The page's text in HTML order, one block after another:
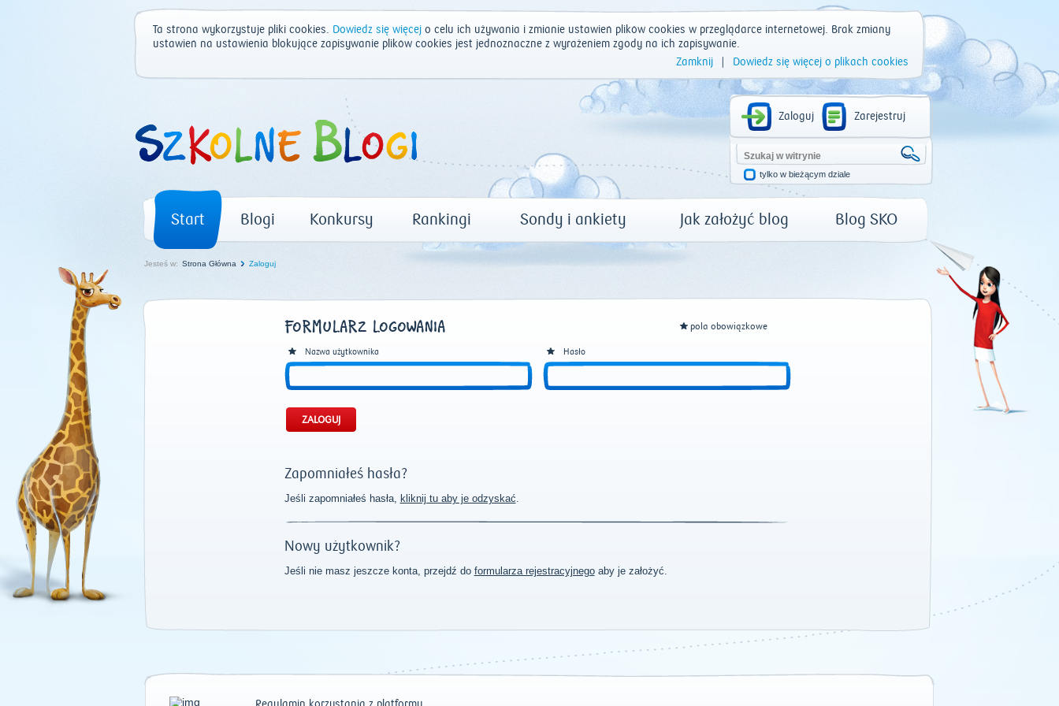
Ta strona wykorzystuje pliki cookies. Dowiedz się więcejo celu ich używania i zmianie ustawień plików cookies w przeglądarce internetowej. Brak zmiany
ustawień na ustawienia blokujące zapisywanie plików cookies jest jednoznaczne z wyrażeniem zgody na ich zapisywanie.
Zamknij
Dowiedz się więcej o plikach cookies
Zaloguj Zarejestruj
tylko w bieżącym dziale
Start Blogi Konkursy Rankingi Sondy i ankiety Jak założyć blog Blog SKO
Jesteś w: Strona Główna Zaloguj
pola obowiązkowe
FORMULARZ LOGOWANIA
Nazwa użytkownika Hasło
Zapomniałeś hasła?
Jeśli zapomniałeś hasła, kliknij tu aby je odzyskać.
Nowy użytkownik?
Jeśli nie masz jeszcze konta, przejdź do formularza rejestracyjnegoaby je założyć.